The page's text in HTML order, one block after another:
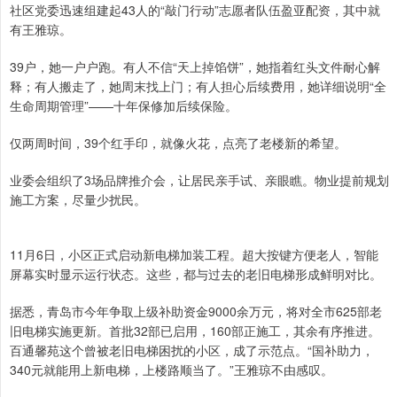
社区党委迅速组建起43人的“敲门行动”志愿者队伍盈亚配资，其中就
有王雅琼。
39户，她一户户跑。有人不信“天上掉馅饼”，她指着红头文件耐心解
释；有人搬走了，她周末找上门；有人担心后续费用，她详细说明“全
生命周期管理”——十年保修加后续保险。
仅两周时间，39个红手印，就像火花，点亮了老楼新的希望。
业委会组织了3场品牌推介会，让居民亲手试、亲眼瞧。物业提前规划
施工方案，尽量少扰民。
11月6日，小区正式启动新电梯加装工程。超大按键方便老人，智能
屏幕实时显示运行状态。这些，都与过去的老旧电梯形成鲜明对比。
据悉，青岛市今年争取上级补助资金9000余万元，将对全市625部老
旧电梯实施更新。首批32部已启用，160部正施工，其余有序推进。
百通馨苑这个曾被老旧电梯困扰的小区，成了示范点。“国补助力，
340元就能用上新电梯，上楼路顺当了。”王雅琼不由感叹。